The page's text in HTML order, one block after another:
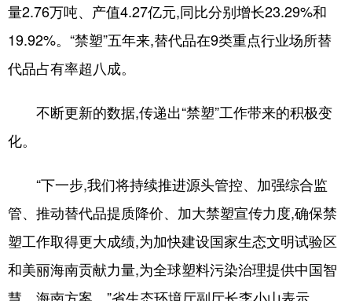
量2.76万吨、产值4.27亿元,同比分别增长23.29%和
19.92%。“禁塑”五年来,替代品在9类重点行业场所替
代品占有率超八成。
不断更新的数据,传递出“禁塑”工作带来的积极变
化。
“下一步,我们将持续推进源头管控、加强综合监
管、推动替代品提质降价、加大禁塑宣传力度,确保禁
塑工作取得更大成绩,为加快建设国家生态文明试验区
和美丽海南贡献力量,为全球塑料污染治理提供中国智